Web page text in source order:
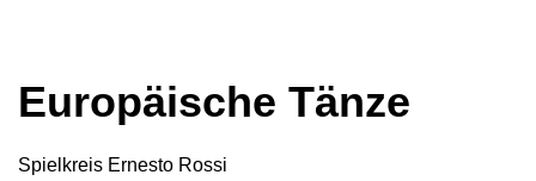
Europäische Tänze
Spielkreis Ernesto Rossi